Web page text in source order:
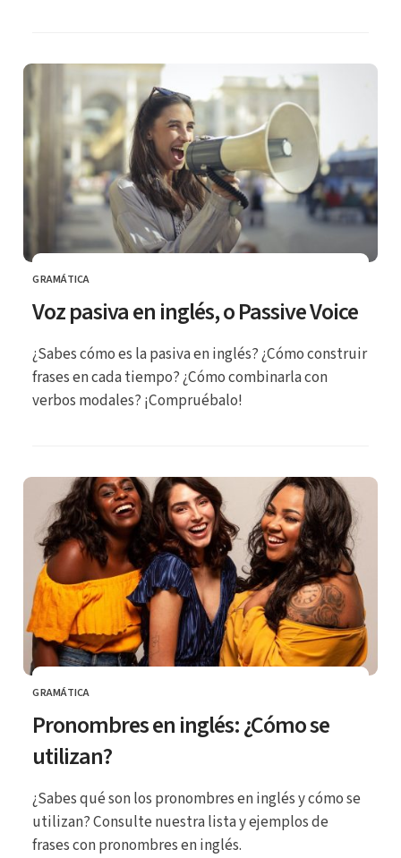
CATEGORÍA
GRAMÁTICA
Voz pasiva en inglés, o Passive Voice
¿Sabes cómo es la pasiva en inglés? ¿Cómo construir
frases en cada tiempo? ¿Cómo combinarla con
verbos modales? ¡Compruébalo!
CATEGORÍA
GRAMÁTICA
Pronombres en inglés: ¿Cómo se
utilizan?
¿Sabes qué son los pronombres en inglés y cómo se
utilizan? Consulte nuestra lista y ejemplos de
frases con pronombres en inglés.